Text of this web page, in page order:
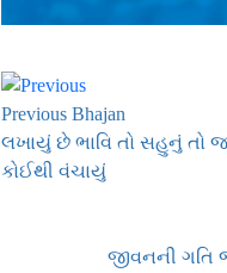
Previous Bhajan
લખાયું છે ભાવિ તો સહુનું તો
કોઈથી વંચાયું
જીવનની ગતિ